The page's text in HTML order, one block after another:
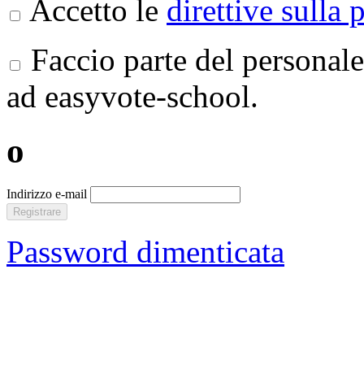
Accetto le direttive sulla
Faccio parte del
ad easyvote-school.
o
Indirizzo e-mail
Registrare
Password dimenticata